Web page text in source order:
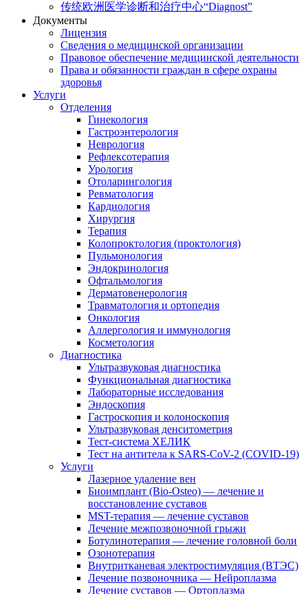
传统欧洲医学诊断和治疗中心“Diagnost”
Документы
Лицензия
Сведения о медицинской организации
Правовое обеспечение медицинской деятельности
Права и обязанности граждан в сфере охраны
здоровья
Услуги
Отделения
Гинекология
Гастроэнтерология
Неврология
Рефлексотерапия
Урология
Отоларингология
Ревматология
Кардиология
Хирургия
Терапия
Колопроктология (проктология)
Пульмонология
Эндокринология
Офтальмология
Дерматовенерология
Травматология и ортопедия
Онкология
Аллергология и иммунология
Косметология
Диагностика
Ультразвуковая диагностика
Функциональная диагностика
Лабораторные исследования
Эндоскопия
Гастроскопия и колоноскопия
Ультразвуковая денситометрия
Тест-система ХЕЛИК
Тест на антитела к SARS-CoV-2 (COVID-19)
Услуги
Лазерное удаление вен
Биоимплант (Bio-Osteo) — лечение и
восстановление суставов
MST-терапия — лечение суставов
Лечение межпозвоночной грыжи
Ботулинотерапия — лечение головной боли
Озонотерапия
Внутритканевая электростимуляция (ВТЭС)
Лечение позвоночника — Нейроплазма
Лечение суставов — Ортоплазма